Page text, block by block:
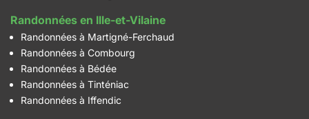
Randonnées en Ille-et-Vilaine
Randonnées à Martigné-Ferchaud
Randonnées à Combourg
Randonnées à Bédée
Randonnées à Tinténiac
Randonnées à Iffendic